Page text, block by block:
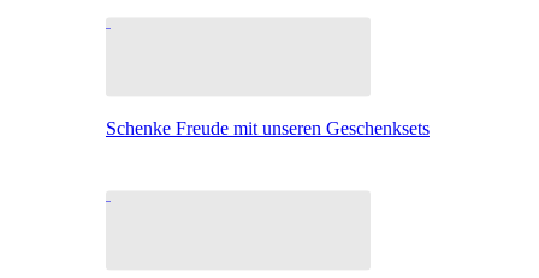
Schenke Freude mit unseren Geschenksets